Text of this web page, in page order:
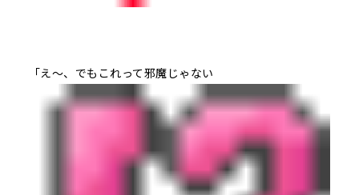
「え～、でもこれって邪魔じゃない